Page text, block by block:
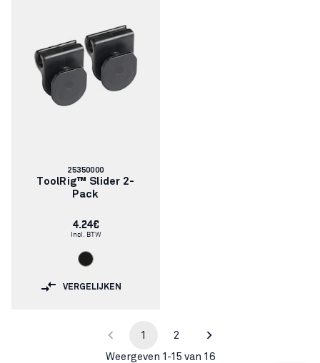
Artikelnummer:
25350000
ToolRig™ Slider 2-
Pack
4.24€
Incl. BTW
VERGELIJKEN
1 2
Weergeven 1-15 van 16